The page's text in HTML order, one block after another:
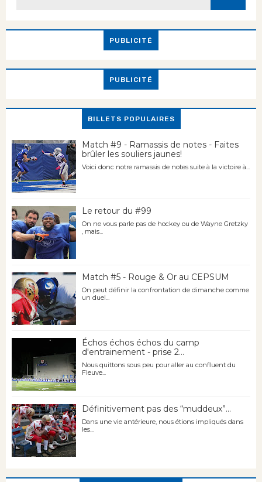
PUBLICITÉ
PUBLICITÉ
BILLETS POPULAIRES
Match #9 - Ramassis de notes - Faites
brûler les souliers jaunes!
Voici donc notre ramassis de notes suite à la victoire à...
Le retour du #99
On ne vous parle pas de hockey ou de Wayne Gretzky
, mais...
Match #5 - Rouge & Or au CEPSUM
On peut définir la confrontation de dimanche comme
un duel...
Échos échos échos du camp
d'entrainement - prise 2...
Nous quittons sous peu pour aller au confluent du
Fleuve...
Définitivement pas des “muddeux”...
Dans une vie antérieure, nous étions impliqués dans
les...